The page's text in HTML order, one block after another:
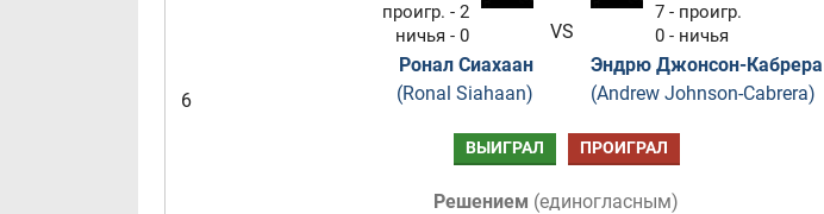
6
проигр. - 2
ничья - 0
Ронал Сиахаан
(Ronal Siahaan)
VS
7 - проигр.
0 - ничья
Эндрю Джонсон-Кабрера
(Andrew Johnson-Cabrera)
ВЫИГРАЛ ПРОИГРАЛ
Решением (единогласным)